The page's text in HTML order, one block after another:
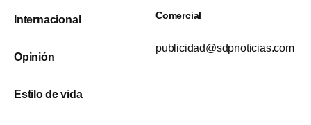
Internacional
Opinión
Estilo de vida
Comercial
publicidad@sdpnoticias.com